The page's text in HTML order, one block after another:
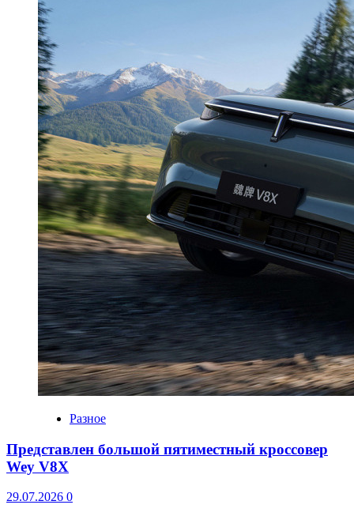
Разное
Представлен большой пятиместный кроссовер
Wey V8X
29.07.2026 0